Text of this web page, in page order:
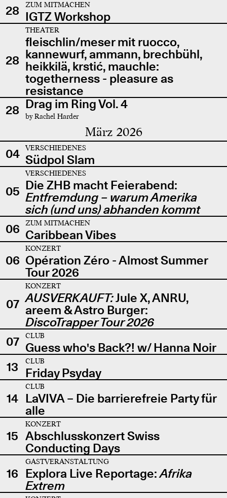
28
ZUM MITMACHEN
IGTZ Workshop
28
THEATER
fleischlin/meser mit ruocco,
kannewurf, ammann, brechbühl,
heikkilä, krstić, mauchle:
togetherness - pleasure as
resistance
28 Drag im Ring Vol. 4
by Rachel Harder
März 2026
04 VERSCHIEDENES
Südpol Slam
05
VERSCHIEDENES
Die ZHB macht Feierabend:
Entfremdung – warum Amerika
sich (und uns) abhanden kommt
06
ZUM MITMACHEN
Caribbean Vibes
06
KONZERT
Opération Zéro - Almost Summer
Tour 2026
07
KONZERT
AUSVERKAUFT:Jule X, ANRU,
areem & Astro Burger:
DiscoTrapper Tour 2026
07
CLUB
Guess who's Back?! w/ Hanna Noir
13
CLUB
Friday Psyday
14
CLUB
LaVIVA – Die barrierefreie Party für
alle
15
KONZERT
Abschlusskonzert Swiss
Conducting Days
16
GASTVERANSTALTUNG
Explora Live Reportage:Afrika
Extrem